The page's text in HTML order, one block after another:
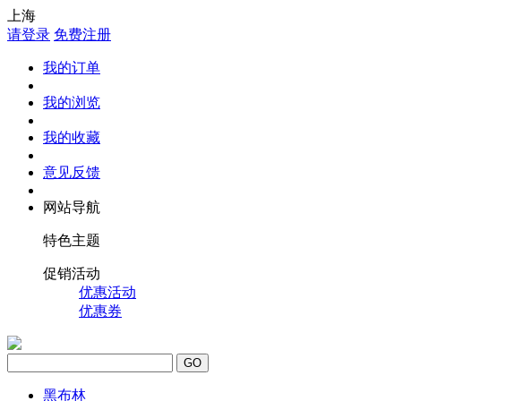
上海
请登录 免费注册
我的订单
我的浏览
我的收藏
意见反馈
网站导航
特色主题
促销活动
优惠活动
优惠券
GO
黑布林